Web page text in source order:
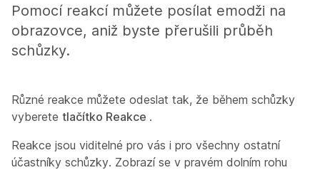
Pomocí reakcí můžete posílat emodži na
obrazovce, aniž byste přerušili průběh
schůzky.
Různé reakce můžete odeslat tak, že během schůzky
vyberete tlačítko Reakce .
Reakce jsou viditelné pro vás i pro všechny ostatní
účastníky schůzky. Zobrazí se v pravém dolním rohu